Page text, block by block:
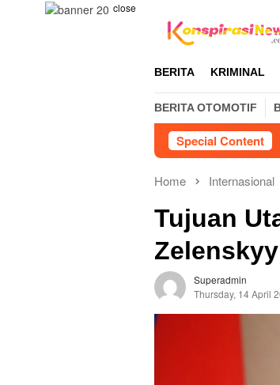
close
BERITA KRIMINAL
BERITA OTOMOTIF
Special Content
Home Internasional
Tujuan
Zelenskyy
Superadmin
Thursday, 14 April